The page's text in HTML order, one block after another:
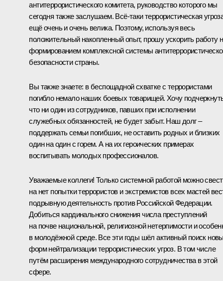
антитеррористического комитета, руководство которого мы
сегодня также заслушаем. Всё‑таки террористическая
ещё очень и очень велика. Поэтому, используя весь
положительный накопленный опыт, прошу ускорить работу
формированием комплексной системы
безопасности страны.
Вы также знаете: в беспощадной схватке с террористами
погибло немало наших боевых товарищей. Хочу
что ни один из сотрудников, павших при исполнении
служебных обязанностей, не будет забыт. Наш долг –
поддержать семьи погибших, не оставить родных и близких
один на один с горем. А на их героических примерах
воспитывать молодых профессионалов.
Уважаемые коллеги! Только системной работой можно
на нет попытки террористов и экстремистов всех мастей
подрывную деятельность против Российской Федерации.
Добиться кардинального снижения числа преступлений
на почве национальной, религиозной нетерпимости и
в молодёжной среде. Все эти годы шёл активный поиск
форм нейтрализации террористических угроз. В том числе
путём расширения международного сотрудничества в этой
сфере.